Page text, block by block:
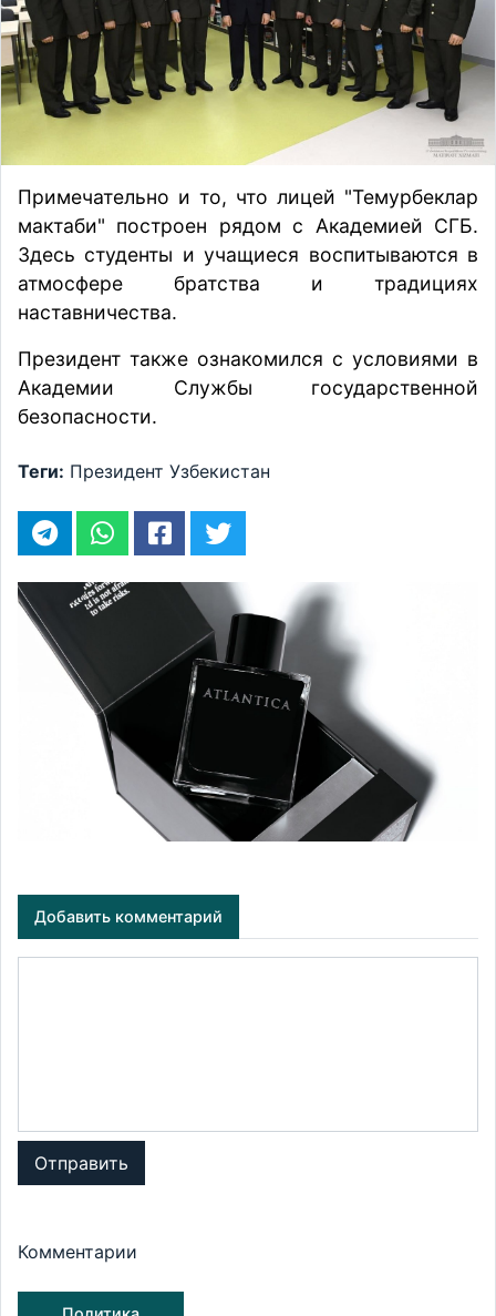
Примечательно и то, что лицей "Темурбеклар
мактаби" построен рядом с Академией СГБ.
Здесь студенты и учащиеся воспитываются в
атмосфере братства и традициях
наставничества.
Президент также ознакомился с условиями в
Академии Службы государственной
безопасности.
Теги: Президент Узбекистан
Добавить комментарий
Отправить
Комментарии